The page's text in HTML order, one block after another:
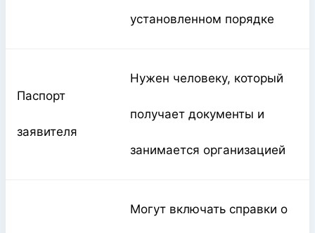
установленном порядке
Паспорт
заявителя
Нужен человеку, который
получает документы и
занимается организацией
Могут включать справки о